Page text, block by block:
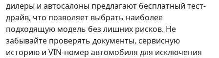
дилеры и автосалоны предлагают бесплатный тест-
драйв, что позволяет выбрать наиболее
подходящую модель без лишних рисков. Не
забывайте проверять документы, сервисную
историю и VIN-номер автомобиля для исключения